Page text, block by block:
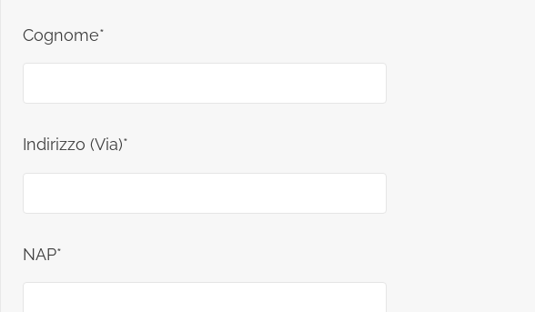
Cognome*
Indirizzo (Via)*
NAP*